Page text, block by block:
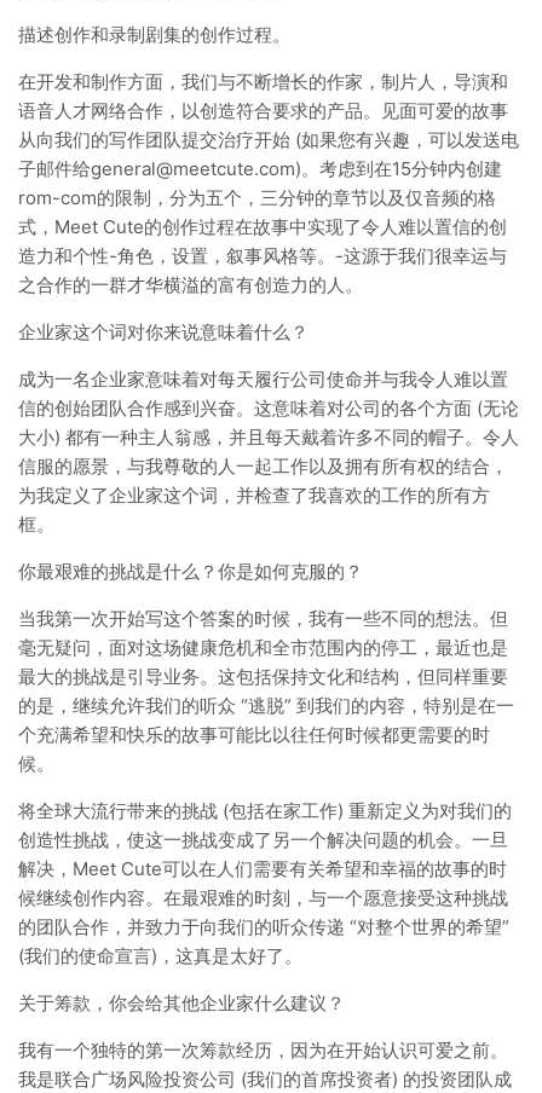
描述创作和录制剧集的创作过程。
在开发和制作方面，我们与不断增长的作家，制片人，导演和
语音人才网络合作，以创造符合要求的产品。见面可爱的故事
从向我们的写作团队提交治疗开始 (如果您有兴趣，可以发送电
子邮件给general@meetcute.com)。考虑到在15分钟内创建
rom-com的限制，分为五个，三分钟的章节以及仅音频的格
式，Meet Cute的创作过程在故事中实现了令人难以置信的创
造力和个性-角色，设置，叙事风格等。-这源于我们很幸运与
之合作的一群才华横溢的富有创造力的人。
企业家这个词对你来说意味着什么？
成为一名企业家意味着对每天履行公司使命并与我令人难以置
信的创始团队合作感到兴奋。这意味着对公司的各个方面 (无论
大小) 都有一种主人翁感，并且每天戴着许多不同的帽子。令人
信服的愿景，与我尊敬的人一起工作以及拥有所有权的结合，
为我定义了企业家这个词，并检查了我喜欢的工作的所有方
框。
你最艰难的挑战是什么？你是如何克服的？
当我第一次开始写这个答案的时候，我有一些不同的想法。但
毫无疑问，面对这场健康危机和全市范围内的停工，最近也是
最大的挑战是引导业务。这包括保持文化和结构，但同样重要
的是，继续允许我们的听众 “逃脱” 到我们的内容，特别是在一
个充满希望和快乐的故事可能比以往任何时候都更需要的时
候。
将全球大流行带来的挑战 (包括在家工作) 重新定义为对我们的
创造性挑战，使这一挑战变成了另一个解决问题的机会。一旦
解决，Meet Cute可以在人们需要有关希望和幸福的故事的时
候继续创作内容。在最艰难的时刻，与一个愿意接受这种挑战
的团队合作，并致力于向我们的听众传递 “对整个世界的希望”
(我们的使命宣言)，这真是太好了。
关于筹款，你会给其他企业家什么建议？
我有一个独特的第一次筹款经历，因为在开始认识可爱之前。
我是联合广场风险投资公司 (我们的首席投资者) 的投资团队成